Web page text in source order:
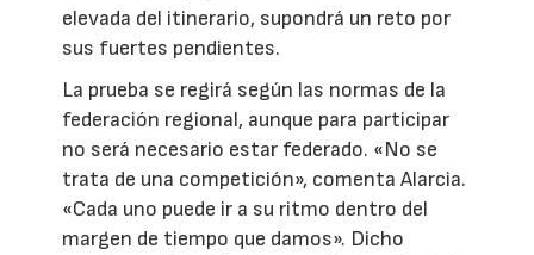
elevada del itinerario, supondrá un reto por
sus fuertes pendientes.
La prueba se regirá según las normas de la
federación regional, aunque para participar
no será necesario estar federado. «No se
trata de una competición», comenta Alarcia.
«Cada uno puede ir a su ritmo dentro del
margen de tiempo que damos». Dicho